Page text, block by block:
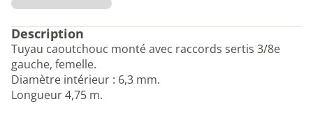
Description
Tuyau caoutchouc monté avec raccords sertis 3/8e
gauche, femelle.
Diamètre intérieur : 6,3 mm.
Longueur 4,75 m.